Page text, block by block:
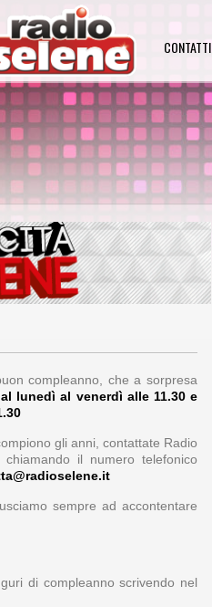
CONTATTI
compleanno, che a sorpresa
lunedì al venerdì alle 11.30 e
gli anni, contattate Radio
il numero telefonico
sempre ad accontentare
di compleanno scrivendo nel